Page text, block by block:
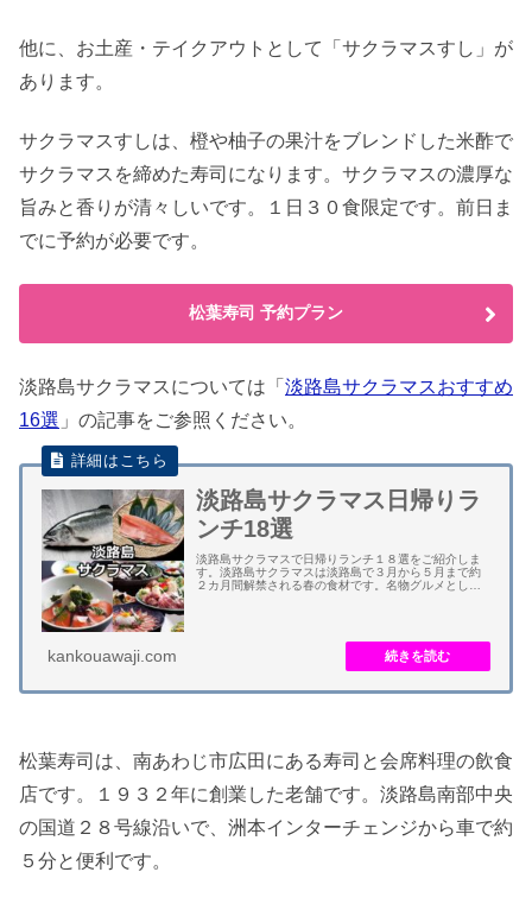
他に、お土産・テイクアウトとして「サクラマスすし」が
あります。
サクラマスすしは、橙や柚子の果汁をブレンドした米酢で
サクラマスを締めた寿司になります。サクラマスの濃厚な
旨みと香りが清々しいです。１日３０食限定です。前日ま
でに予約が必要です。
松葉寿司 予約プラン
淡路島サクラマスについては「 淡路島サクラマスおすすめ
16選 」の記事をご参照ください。
淡路島サクラマス日帰りラ
ンチ18選
淡路島サクラマスで日帰りランチ１８選をご紹介しま
す。淡路島サクラマスは淡路島で３月から５月まで約
２カ月間解禁される春の食材です。名物グルメとして
kankouawaji.com
松葉寿司は、南あわじ市広田にある寿司と会席料理の飲食
店です。１９３２年に創業した老舗です。淡路島南部中央
の国道２８号線沿いで、洲本インターチェンジから車で約
５分と便利です。